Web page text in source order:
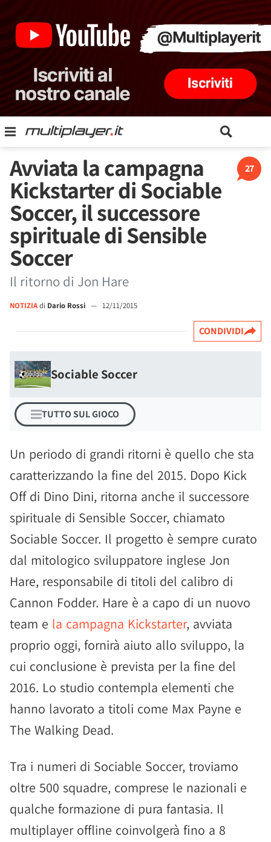
27
Avviata la campagna
Kickstarter di Sociable
Soccer, il successore
spirituale di Sensible
Soccer
Il ritorno di Jon Hare
NOTIZIAdi Dario Rossi — 12/11/2015
CONDIVIDI
Sociable Soccer
TUTTO SUL GIOCO
Un periodo di grandi ritorni è quello che sta
caratterizzando la fine del 2015. Dopo Kick
Off di Dino Dini, ritorna anche il successore
spirituale di Sensible Soccer, chiamato
Sociable Soccer. Il progetto è sempre curato
dal mitologico sviluppatore inglese Jon
Hare, responsabile di titoli del calibro di
Cannon Fodder. Hare è a capo di un nuovo
team e la campagna Kickstarter, avviata
proprio oggi, fornirà aiuto allo sviluppo, la
cui conclusione è prevista per la fine del
2016. Lo studio contempla elementi che
hanno lavorato a titoli come Max Payne e
The Walking Dead.
Tra i numeri di Sociable Soccer, troviamo
oltre 500 squadre, comprese le nazionali e
qualche formazione di pura fantasia. Il
multiplayer offline coinvolgerà fino a 8